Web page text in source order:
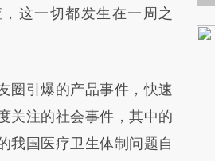
这一切都发生在一周之
圈引爆的产品事件，快速
关注的社会事件，其中的
我国医疗卫生体制问题自